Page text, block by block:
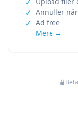
Annuller
Ad free
Mere →